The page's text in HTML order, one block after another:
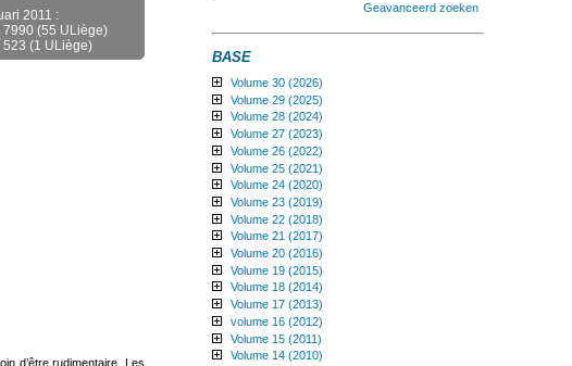
2011 :
7990 (55 ULiège)
523 (1 ULiège)
d’être rudimentaire. Les
Geavanceerd zoeken
BASE
Volume 30 (2026)
Volume 29 (2025)
Volume 28 (2024)
Volume 27 (2023)
Volume 26 (2022)
Volume 25 (2021)
Volume 24 (2020)
Volume 23 (2019)
Volume 22 (2018)
Volume 21 (2017)
Volume 20 (2016)
Volume 19 (2015)
Volume 18 (2014)
Volume 17 (2013)
volume 16 (2012)
Volume 15 (2011)
Volume 14 (2010)